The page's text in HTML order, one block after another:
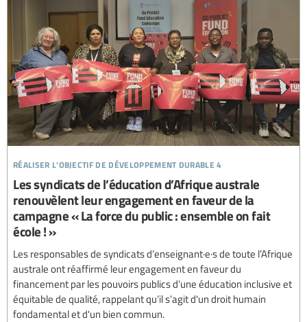
réaliser l’objectif de développement durable 4
Les syndicats de l’éducation d’Afrique australe
renouvèlent leur engagement en faveur de la
campagne « La force du public : ensemble on fait
école ! »
Les responsables de syndicats d’enseignant·e·s de toute l’Afrique
australe ont réaffirmé leur engagement en faveur du
financement par les pouvoirs publics d’une éducation inclusive et
équitable de qualité, rappelant qu’il s’agit d'un droit humain
fondamental et d'un bien commun.